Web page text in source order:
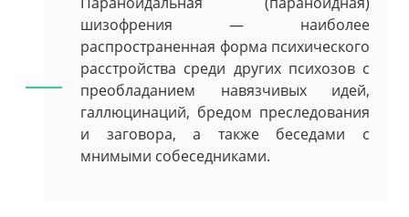
шизофрения — наиболее
распространенная форма психического
расстройства среди других психозов с
преобладанием навязчивых идей,
галлюцинаций, бредом преследования
и заговора, а также беседами с
мнимыми собеседниками.